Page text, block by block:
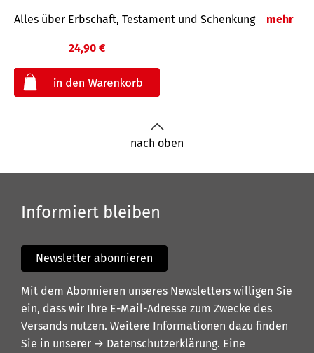
Alles über Erbschaft, Testament und Schenkung mehr
24,90 €
nach oben
Informiert bleiben
Newsletter abonnieren
Mit dem Abonnieren unseres Newsletters willigen Sie
ein, dass wir Ihre E-Mail-Adresse zum Zwecke des
Versands nutzen. Weitere Informationen dazu finden
Sie in unserer → Datenschutzerklärung. Eine